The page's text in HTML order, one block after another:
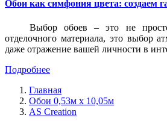
Обои как симфония цвета: создаем
Выбор обоев – это не
отделочного материала, это выбор
даже отражение вашей личности в
Подробнее
Главная
Обои 0,53м x 10,05м
AS Creation